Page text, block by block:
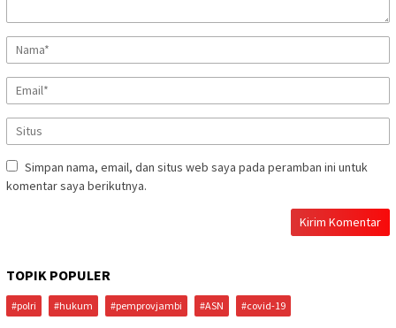
Simpan nama, email, dan situs web saya pada peramban ini untuk
komentar saya berikutnya.
TOPIK POPULER
#polri #hukum #pemprovjambi #ASN #covid-19